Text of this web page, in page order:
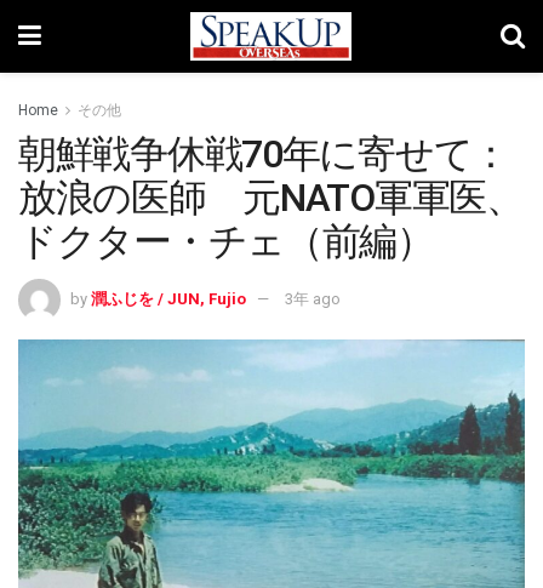
Home その他
朝鮮戦争休戦70年に寄せて：
放浪の医師 元NATO軍軍医、
ドクター・チェ（前編）
by 潤ふじを / JUN, Fujio 3年 ago